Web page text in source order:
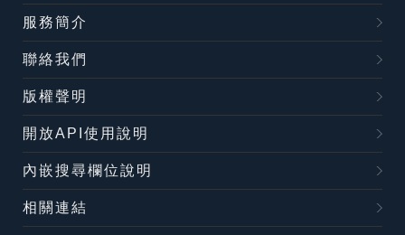
服務簡介
聯絡我們
版權聲明
開放API使用說明
內嵌搜尋欄位說明
相關連結